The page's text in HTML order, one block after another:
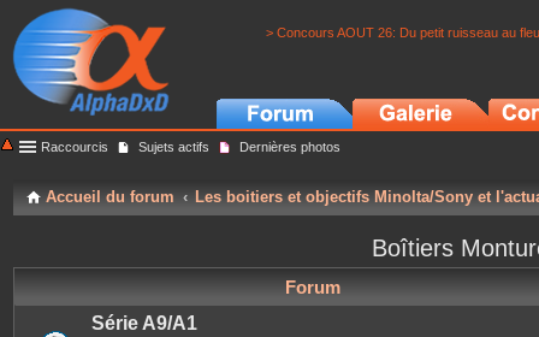
> Concours AOUT 26: Du petit ruisseau au
Raccourcis Sujets actifs Dernières photos
Accueil du forum Les boitiers et objectifs Minolta/Sony et
Boîtiers
Forum
Série A9/A1